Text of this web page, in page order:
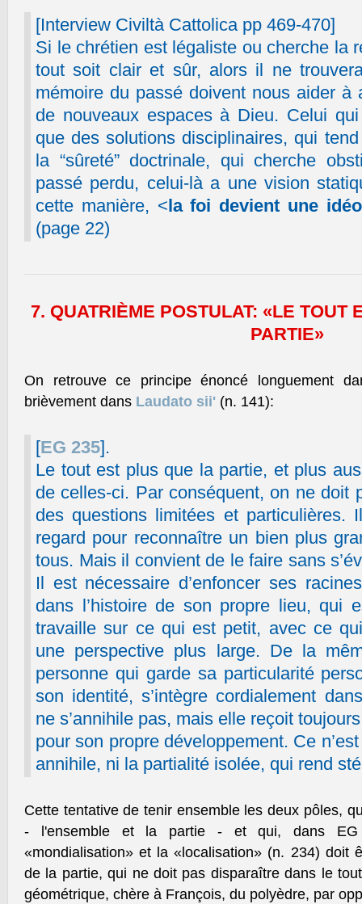
[Interview Civiltà Cattolica pp 469-470]
Si le chrétien est légaliste ou cherche la
tout soit clair et sûr, alors il ne
mémoire du passé doivent nous aider à
de nouveaux espaces à Dieu. Celui qui
que des solutions disciplinaires, qui
la “sûreté” doctrinale, qui cherche
passé perdu, celui-là a une vision
cette manière, <la foi devient une
(page 22)
7. QUATRIÈME POSTULAT: «LE TOUT
PARTIE»
On retrouve ce principe énoncé longuement
brièvement dans Laudato sii' (n. 141):
[EG 235].
Le tout est plus que la partie, et plus
de celles-ci. Par conséquent, on ne doit
des questions limitées et particulières.
regard pour reconnaître un bien plus
tous. Mais il convient de le faire sans
Il est nécessaire d’enfoncer ses
dans l’histoire de son propre lieu, qui
travaille sur ce qui est petit, avec ce
une perspective plus large. De la
personne qui garde sa particularité
son identité, s’intègre cordialement
ne s’annihile pas, mais elle reçoit
pour son propre développement. Ce
annihile, ni la partialité isolée, qui rend
Cette tentative de tenir ensemble les deux pôles,
- l'ensemble et la partie - et qui, dans EG
«mondialisation» et la «localisation» (n. 234) doit
de la partie, qui ne doit pas disparaître dans le
géométrique, chère à François, du polyèdre, par